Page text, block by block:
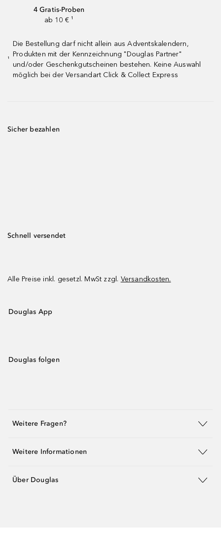
4 Gratis-Proben
ab 10 € ¹
¹
Die Bestellung darf nicht allein aus Adventskalendern,
Produkten mit der Kennzeichnung "Douglas Partner"
und/oder Geschenkgutscheinen bestehen. Keine Auswahl
möglich bei der Versandart Click & Collect Express
Sicher bezahlen
Schnell versendet
Alle Preise inkl. gesetzl. MwSt zzgl. Versandkosten.
Douglas App
Douglas folgen
Weitere Fragen?
Weitere Informationen
Über Douglas